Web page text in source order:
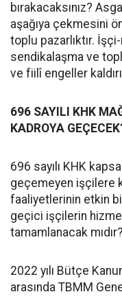
bırakacaksınız?
aşağıya çekmesini
toplu pazarlıktır.
sendikalaşma ve
ve fiilî engeller
696 SAYILI KHK
KADROYA
696 sayılı KHK
geçemeyen işçilere
faaliyetlerinin etkin
geçici işçilerin
tamamlanacak mıdır?
2022 yılı Bütçe
arasında TBMM